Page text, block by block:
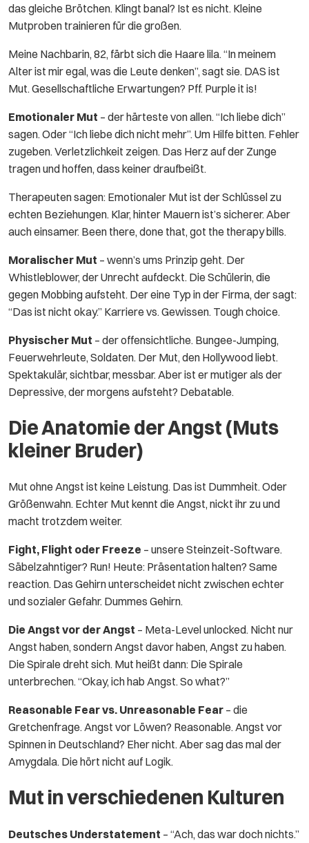
das gleiche Brötchen. Klingt banal? Ist es nicht. Kleine
Mutproben trainieren für die großen.
Meine Nachbarin, 82, färbt sich die Haare lila. “In meinem
Alter ist mir egal, was die Leute denken”, sagt sie. DAS ist
Mut. Gesellschaftliche Erwartungen? Pff. Purple it is!
Emotionaler Mut – der härteste von allen. “Ich liebe dich”
sagen. Oder “Ich liebe dich nicht mehr”. Um Hilfe bitten. Fehler
zugeben. Verletzlichkeit zeigen. Das Herz auf der Zunge
tragen und hoffen, dass keiner draufbeißt.
Therapeuten sagen: Emotionaler Mut ist der Schlüssel zu
echten Beziehungen. Klar, hinter Mauern ist’s sicherer. Aber
auch einsamer. Been there, done that, got the therapy bills.
Moralischer Mut – wenn’s ums Prinzip geht. Der
Whistleblower, der Unrecht aufdeckt. Die Schülerin, die
gegen Mobbing aufsteht. Der eine Typ in der Firma, der sagt:
“Das ist nicht okay.” Karriere vs. Gewissen. Tough choice.
Physischer Mut – der offensichtliche. Bungee-Jumping,
Feuerwehrleute, Soldaten. Der Mut, den Hollywood liebt.
Spektakulär, sichtbar, messbar. Aber ist er mutiger als der
Depressive, der morgens aufsteht? Debatable.
Die Anatomie der Angst (Muts
kleiner Bruder)
Mut ohne Angst ist keine Leistung. Das ist Dummheit. Oder
Größenwahn. Echter Mut kennt die Angst, nickt ihr zu und
macht trotzdem weiter.
Fight, Flight oder Freeze – unsere Steinzeit-Software.
Säbelzahntiger? Run! Heute: Präsentation halten? Same
reaction. Das Gehirn unterscheidet nicht zwischen echter
und sozialer Gefahr. Dummes Gehirn.
Die Angst vor der Angst – Meta-Level unlocked. Nicht nur
Angst haben, sondern Angst davor haben, Angst zu haben.
Die Spirale dreht sich. Mut heißt dann: Die Spirale
unterbrechen. “Okay, ich hab Angst. So what?”
Reasonable Fear vs. Unreasonable Fear – die
Gretchenfrage. Angst vor Löwen? Reasonable. Angst vor
Spinnen in Deutschland? Eher nicht. Aber sag das mal der
Amygdala. Die hört nicht auf Logik.
Mut in verschiedenen Kulturen
Deutsches Understatement – “Ach, das war doch nichts.”